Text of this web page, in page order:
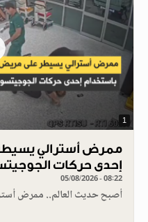
1
ممرض أسترالي
إحدى حركات
05/08/2026 - 08:22
أصبح حديث العالم.. ممرض